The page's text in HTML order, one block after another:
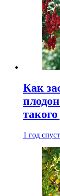
Как
1 год